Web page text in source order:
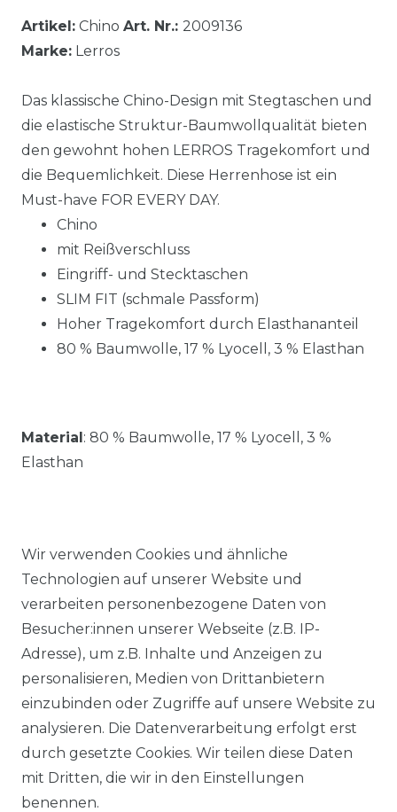
Artikel: Chino Art. Nr.: 2009136
Marke: Lerros
Das klassische Chino-Design mit Stegtaschen und
die elastische Struktur-Baumwollqualität bieten
den gewohnt hohen LERROS Tragekomfort und
die Bequemlichkeit. Diese Herrenhose ist ein
Must-have FOR EVERY DAY.
Chino
mit Reißverschluss
Eingriff- und Stecktaschen
SLIM FIT (schmale Passform)
Hoher Tragekomfort durch Elasthananteil
80 % Baumwolle, 17 % Lyocell, 3 % Elasthan
Material: 80 % Baumwolle, 17 % Lyocell, 3 %
Elasthan
Ähnlicher Artikel
Lerros - Herren Bermuda
(2649237)
ab 57,99 € *
Wir verwenden Cookies und ähnliche
Technologien auf unserer Website und
verarbeiten personenbezogene Daten von
Besucher:innen unserer Webseite (z.B. IP-
Adresse), um z.B. Inhalte und Anzeigen zu
personalisieren, Medien von Drittanbietern
einzubinden oder Zugriffe auf unsere Website zu
analysieren. Die Datenverarbeitung erfolgt erst
durch gesetzte Cookies. Wir teilen diese Daten
mit Dritten, die wir in den Einstellungen
benennen.